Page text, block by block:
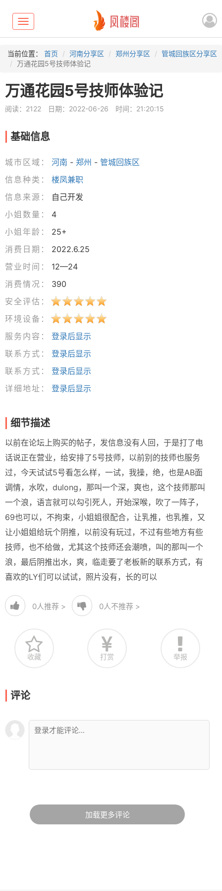
Toggle
navigation
当前位置： 首页 河南分享区 郑州分享区
管城回族区分享区
万通花园5号技师体验记
万通花园5号技师体验记
阅读：2122 日期：2022-06-26 时间：21:20:15
基础信息
城市区域： 河南 - 郑州 - 管城回族区
信息种类：
楼凤兼职
信息来源：
自己开发
小姐数量：
4
小姐年龄：
25+
消费日期：
2022.6.25
营业时间：
12—24
消费情况：
390
安全评估：
环境设备：
服务内容：
登录后显示
联系方式：
登录后显示
联系方式：
登录后显示
详细地址：
登录后显示
细节描述
以前在论坛上购买的帖子，发信息没有人回，于是打了电
话说正在营业，给安排了5号技师，以前别的技师也服务
过，今天试试5号看怎么样，一试，我操，绝，也是AB面
调情，水吹，dulong，那叫一个深，爽也，这个技师那叫
一个浪，语言就可以勾引死人，开始深喉，吹了一阵子，
69也可以，不拘束，小姐姐很配合，让乳推，也乳推，又
让小姐姐给玩个阴推，以前没有玩过，不过有些地方有些
技师，也不给做，尤其这个技师还会潮喷，叫的那叫一个
浪，最后阴推出水，爽，临走要了老板新的联系方式，有
喜欢的LY们可以试试，照片没有，长的可以
0人推荐 > 0人不推荐 >
收藏 打赏 举报
评论
加载更多评论